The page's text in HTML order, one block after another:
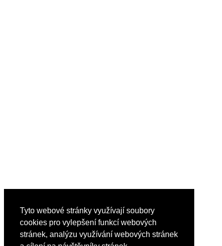
Tyto webové stránky využívají soubory
cookies pro vylepšení funkcí webových
stránek, analýzu využívání webových stránek